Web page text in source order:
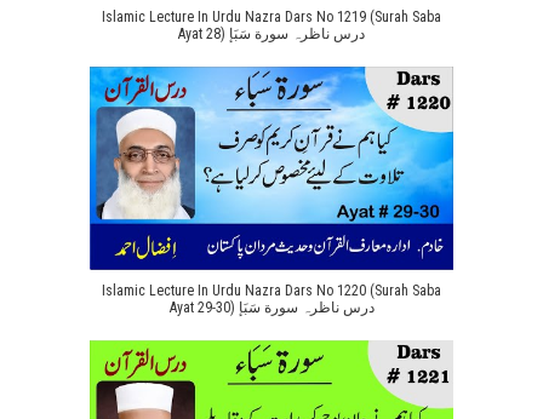
Islamic Lecture In Urdu Nazra Dars No 1219 (Surah Saba
Ayat 28) درس ناظرہ سورة سَبَإ
Islamic Lecture In Urdu Nazra Dars No 1220 (Surah Saba
Ayat 29-30) درس ناظرہ سورة سَبَإ